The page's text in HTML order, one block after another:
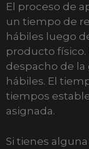
El proceso de
un tiempo de
hábiles luego
producto físico.
despacho de la
hábiles. El
tiempos
asignada.
Si tienes